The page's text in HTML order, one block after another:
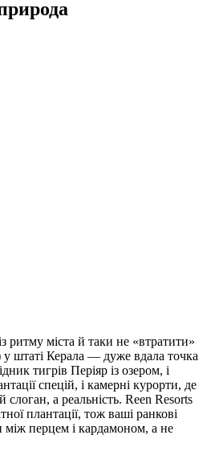
ритму міста й таки не «втратити»
у штаті Керала — дуже вдала точка
тигрів Періяр із озером, і
спецій, і камерні курорти, де
а реальність. Reen Resorts
плантації, тож ваші ранкові
перцем і кардамоном, а не